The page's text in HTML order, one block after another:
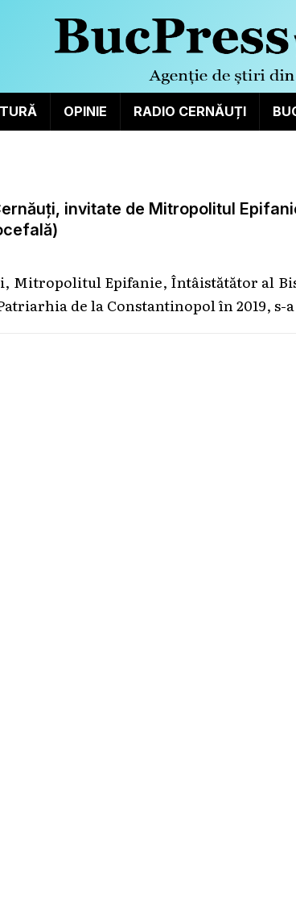
OPINIE RADIO CERNĂUȚI
invitate de Mitropolitul
Mitropolitul Epifanie, Întâistătător al
de la Constantinopol în 2019, s-a